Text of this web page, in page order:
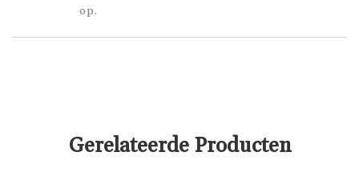
op.
Gerelateerde Producten